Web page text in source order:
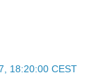
18:20:00 CEST